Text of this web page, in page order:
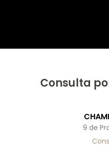
Consulta
9 de